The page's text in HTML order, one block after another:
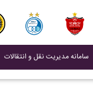
سامانه مدیریت نقل و انتقالات